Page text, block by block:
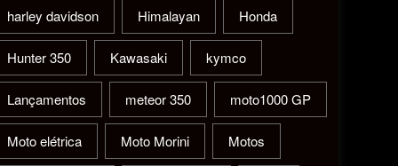
harley davidson Himalayan Honda
Hunter 350 Kawasaki kymco
Lançamentos meteor 350 moto1000 GP
Moto elétrica Moto Morini Motos